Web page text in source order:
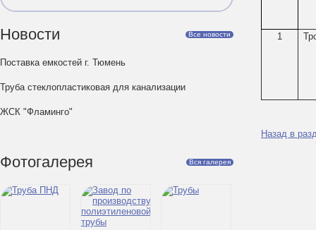
Новости Все новости
Поставка емкостей г. Тюмень
Труба стеклопластиковая для канализации
ЖСК "Фламинго"
Фотогалерея Вся галерея
1
Назад в